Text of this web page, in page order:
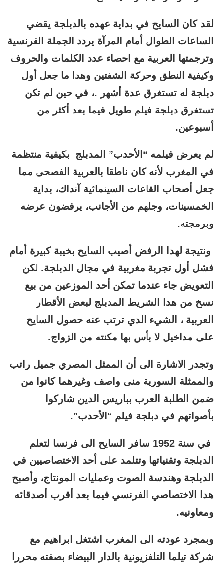
لقد كان السايح في بداية عهده بالدبلجة يقضي
الساعات الطوال أمام المرآة يردد الجملة الفرنسية
وترجمتها العربية مع احصاء عدد الكلمات والحروف
وكيفية النطق وحركة الشفتين وهدا ما جعل أول
دبلجة له تستغرق عدة أشهر .، في حين لم تكن
تستغرق دبلجة فيلم طويل فيما بعد أكثر من
أسبوعين.
لم يعرض فيلمه “الأحدب” المدبلج بكيفية منتظمة
في المغرب لأنه كان ناطقا بالعربية الفصحى مما
جعل أصحاب القاعات السينمائية آنداك، بداية
الخمسينات، وجلهم من الأجانب، يرفضون عرضه
وبرمجته.
ونتيجة لهدا الرفض أصيب السايح بخيبة كبيرة أمام
فشل أول تجربة مغربية في مجال الدبلجة. لكن
التعويض جاء عندما تمكن أحد الموزعين من بيع
نسخ من هدا الشريط المدبلج لبعض الأقطار
العربية ، الشيء الدي ترتب عنه حصول السايح
على مداخيل لا بأس بها مكنته من الزواج.
وتجدر الاشارة الى أن الممثل المصري جميل راتب
والممثلة السورية منى واصف وغيرهما كانوا من
ضمن الطلبة العرب بباريس الدين شاركوا
بأصواتهم في دبلجة فيلم “الأحدب”.
في سنة 1952 سافر السايح الى فرنسا لتعلم
الدبلجة وتقنياتها وتتلمد على أحد الاختصاصيين في
الدبلجة وهندسة الصوت وعمليات المونتاج، وأصبح
هدا الاختصاصي الفرنسي فيما بعد أقرب أصدقائه
ومعاونيه.
وبمجرد عودته الى المغرب اشتغل ابراهيم مع
شركة تيلما التلفزيونية بالدار البيضاء بصفته محررا